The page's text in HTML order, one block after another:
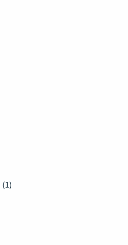
(1)